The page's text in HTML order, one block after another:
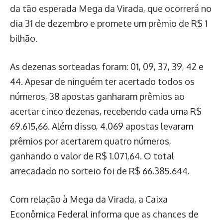
da tão esperada Mega da Virada, que ocorrerá no
dia 31 de dezembro e promete um prêmio de R$ 1
bilhão.
As dezenas sorteadas foram: 01, 09, 37, 39, 42 e
44. Apesar de ninguém ter acertado todos os
números, 38 apostas ganharam prêmios ao
acertar cinco dezenas, recebendo cada uma R$
69.615,66. Além disso, 4.069 apostas levaram
prêmios por acertarem quatro números,
ganhando o valor de R$ 1.071,64. O total
arrecadado no sorteio foi de R$ 66.385.644.
Com relação à Mega da Virada, a Caixa
Econômica Federal informa que as chances de